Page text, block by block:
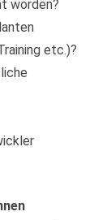
worden?
etc.)?